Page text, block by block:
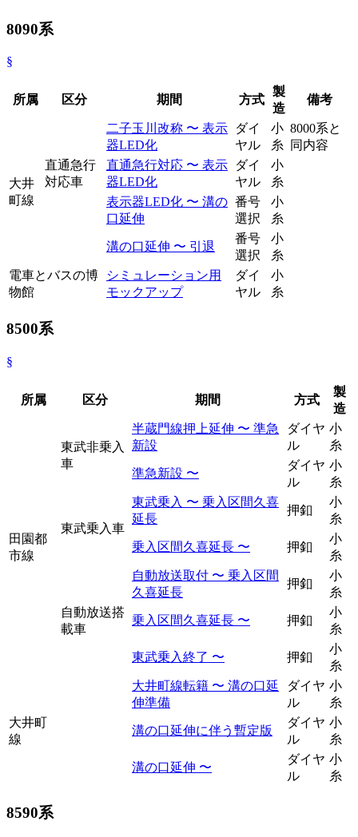
8090系
§
所属 区分 期間 方式
製
造
備考
大井
町線
二子玉川改称 〜 表示
器LED化
ダイ
ヤル
小
糸
8000系と
同内容
直通急行
対応車
直通急行対応 〜 表示
器LED化
ダイ
ヤル
小
糸
表示器LED化 〜 溝の
口延伸
番号
選択
小
糸
溝の口延伸 〜 引退
番号
選択
小
糸
電車とバスの博
物館
シミュレーション用
モックアップ
ダイ
ヤル
小
糸
8500系
§
所属 区分 期間 方式
製
造
田園都
市線
東武非乗入
車
半蔵門線押上延伸 〜 準急
新設
ダイヤ
ル
小
糸
準急新設 〜
ダイヤ
ル
小
糸
東武乗入車
東武乗入 〜 乗入区間久喜
延長
押釦
小
糸
乗入区間久喜延長 〜 押釦
小
糸
自動放送搭
載車
自動放送取付 〜 乗入区間
久喜延長
押釦
小
糸
乗入区間久喜延長 〜 押釦
小
糸
東武乗入終了 〜 押釦
小
糸
大井町
線
大井町線転籍 〜 溝の口延
伸準備
ダイヤ
ル
小
糸
溝の口延伸に伴う暫定版
ダイヤ
ル
小
糸
溝の口延伸 〜
ダイヤ
ル
小
糸
8590系